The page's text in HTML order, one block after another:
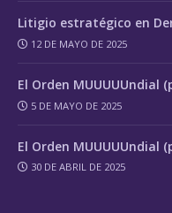
Litigio estratégico en
12 DE MAYO DE 2025
El Orden MUUUUUndial
5 DE MAYO DE 2025
El Orden MUUUUUndial
30 DE ABRIL DE 2025